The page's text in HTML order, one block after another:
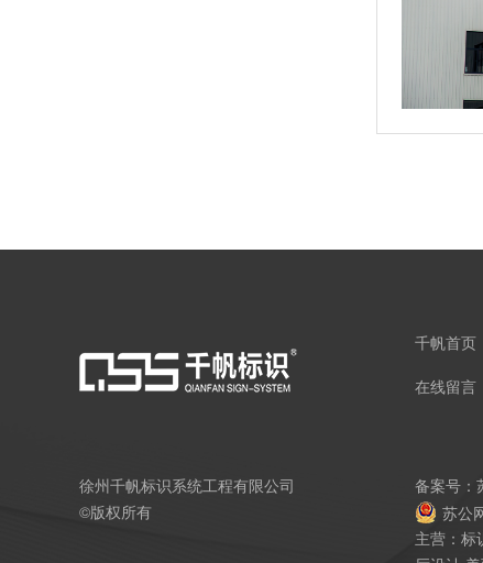
千帆首页
在线留言
徐州千帆标识系统工程有限公司
©版权所有
备案号：
苏公
主营：标